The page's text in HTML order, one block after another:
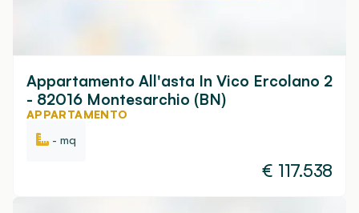
Appartamento All'asta In Vico Ercolano 2
- 82016 Montesarchio (BN)
APPARTAMENTO
- mq
€ 117.538